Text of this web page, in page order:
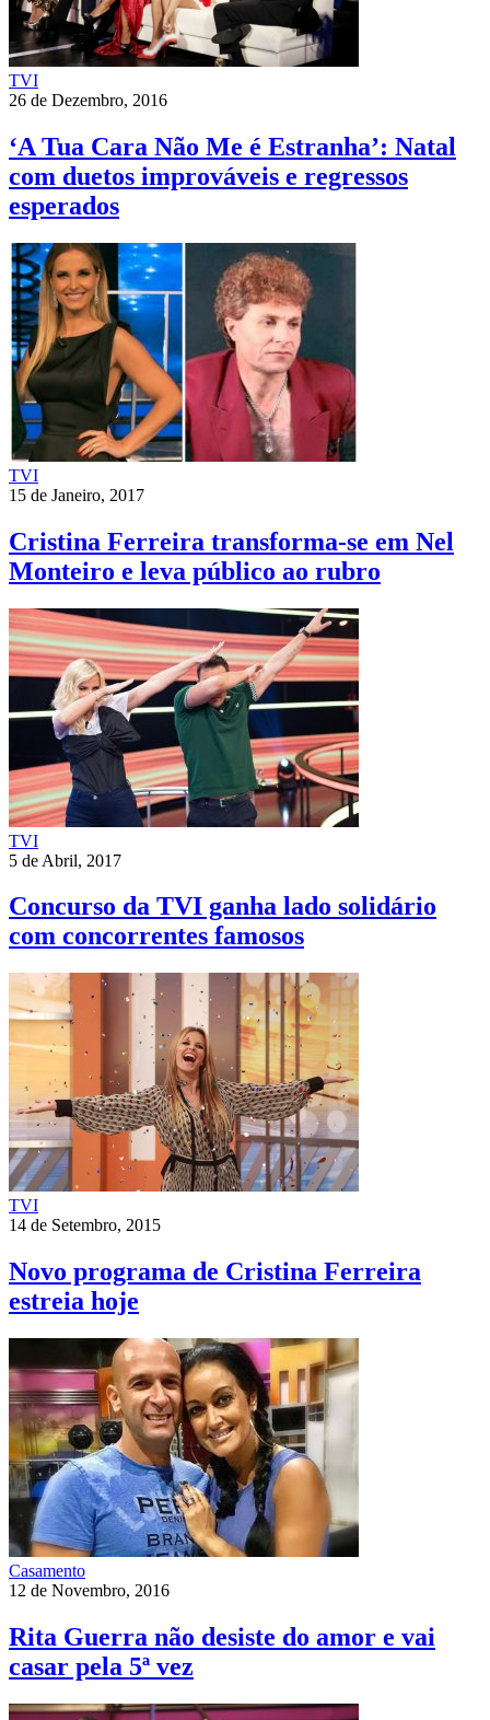
TVI
26 de Dezembro, 2016
‘A Tua Cara Não Me é Estranha’: Natal
com duetos improváveis e regressos
esperados
TVI
15 de Janeiro, 2017
Cristina Ferreira transforma-se em Nel
Monteiro e leva público ao rubro
TVI
5 de Abril, 2017
Concurso da TVI ganha lado solidário
com concorrentes famosos
TVI
14 de Setembro, 2015
Novo programa de Cristina Ferreira
estreia hoje
Casamento
12 de Novembro, 2016
Rita Guerra não desiste do amor e vai
casar pela 5ª vez